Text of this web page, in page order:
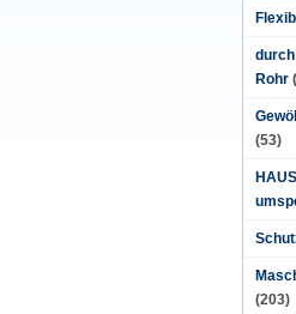
Rohr
(53)
(203)